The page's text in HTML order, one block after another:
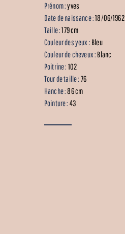
Prénom :yves
Date de naissance :18/06/1962
Taille :179 cm
Couleur des yeux : Bleu
Couleur de cheveux : Blanc
Poitrine : 102
Tour de taille : 76
Hanche :86 cm
Pointure : 43